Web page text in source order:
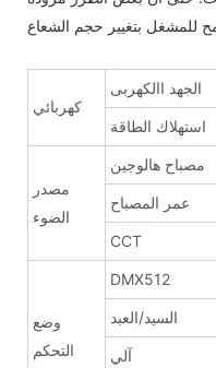
كهربائي
الجهد االكهربى
استهلاك الطاقة
مصدر
الضوء
مصباح هالوجين
عمر المصباح
CCT
وضع
التحكم
DMX512
السيد/العبد
آلي